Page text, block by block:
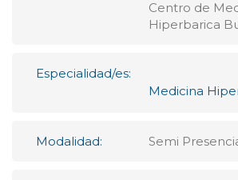
Centro de
Hiperbarica
Especialidad/es:
Medicina
Modalidad: Semi